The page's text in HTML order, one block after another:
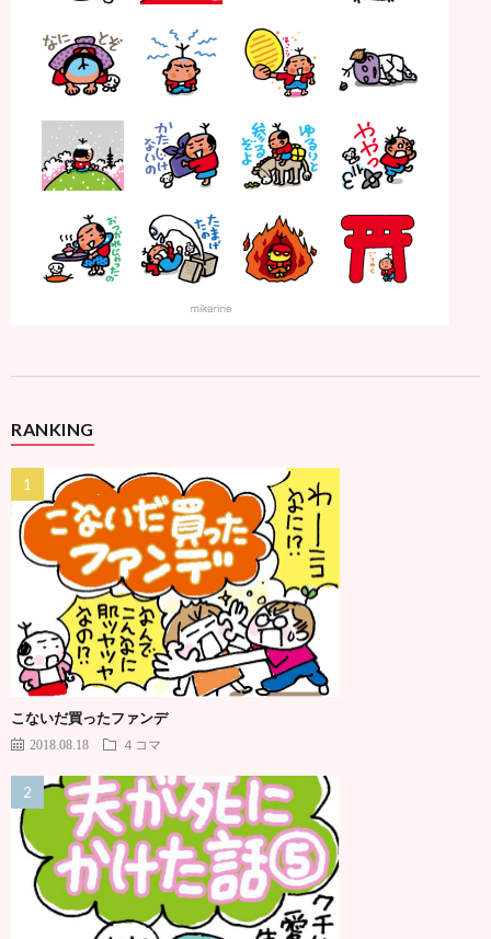
RANKING
こないだ買ったファンデ
2018.08.18 ４コマ